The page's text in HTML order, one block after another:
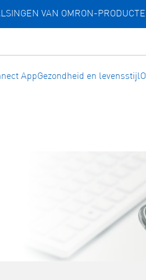
VAN OMRON-
AppGezondheid en levensstijl